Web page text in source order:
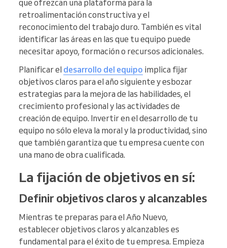
que ofrezcan una plataforma para la
retroalimentación constructiva y el
reconocimiento del trabajo duro. También es vital
identificar las áreas en las que tu equipo puede
necesitar apoyo, formación o recursos adicionales.
Planificar el desarrollo del equipo implica fijar
objetivos claros para el año siguiente y esbozar
estrategias para la mejora de las habilidades, el
crecimiento profesional y las actividades de
creación de equipo. Invertir en el desarrollo de tu
equipo no sólo eleva la moral y la productividad, sino
que también garantiza que tu empresa cuente con
una mano de obra cualificada.
La fijación de objetivos en sí:
Definir objetivos claros y alcanzables
Mientras te preparas para el Año Nuevo,
establecer objetivos claros y alcanzables es
fundamental para el éxito de tu empresa. Empieza